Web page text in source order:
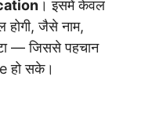
। इसमें केवल
होगी, जैसे नाम,
— जिससे पहचान
हो सके।